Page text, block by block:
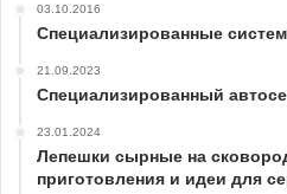
03.10.2016
Специализированные
21.09.2023
Специализированный
23.01.2024
Лепешки сырные на
приготовления и идеи для